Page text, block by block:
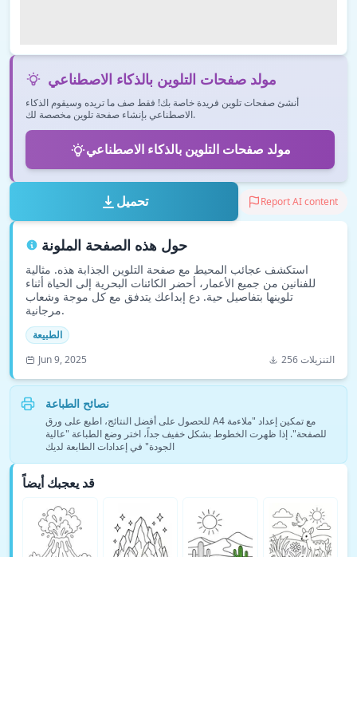
مولد صفحات التلوين بالذكاء الاصطناعي
أنشئ صفحات تلوين فريدة خاصة بك! فقط صف ما تريده وسيقوم الذكاء
الاصطناعي بإنشاء صفحة تلوين مخصصة لك.
مولد صفحات التلوين بالذكاء الاصطناعي
تحميل Report AI content
حول هذه الصفحة الملونة
استكشف عجائب المحيط مع صفحة التلوين الجذابة هذه. مثالية
للفنانين من جميع الأعمار، أحضر الكائنات البحرية إلى الحياة أثناء
تلوينها بتفاصيل حية. دع إبداعك يتدفق مع كل موجة وشعاب
مرجانية.
الطبيعة
Jun 9, 2025
256 التنزيلات
نصائح الطباعة
للحصول على أفضل النتائج، اطبع على ورق A4 مع تمكين إعداد "ملاءمة
للصفحة". إذا ظهرت الخطوط بشكل خفيف جداً، اختر وضع الطباعة "عالية
الجودة" في إعدادات الطابعة لديك
قد يعجبك أيضاً